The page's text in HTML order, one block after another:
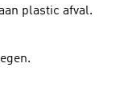
plastic afval.